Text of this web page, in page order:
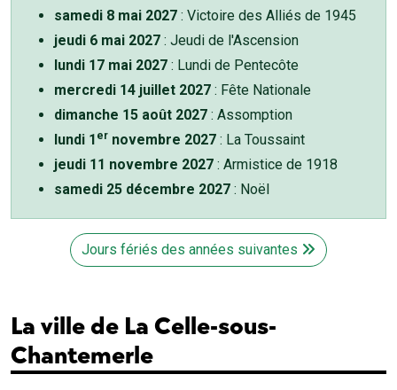
samedi 8 mai 2027 : Victoire des Alliés de 1945
jeudi 6 mai 2027 : Jeudi de l'Ascension
lundi 17 mai 2027 : Lundi de Pentecôte
mercredi 14 juillet 2027 : Fête Nationale
dimanche 15 août 2027 : Assomption
lundi 1 er novembre 2027 : La Toussaint
jeudi 11 novembre 2027 : Armistice de 1918
samedi 25 décembre 2027 : Noël
Jours fériés des années suivantes
La ville de La Celle-sous-
Chantemerle